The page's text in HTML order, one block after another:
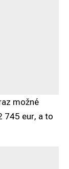
možné
745 eur, a to